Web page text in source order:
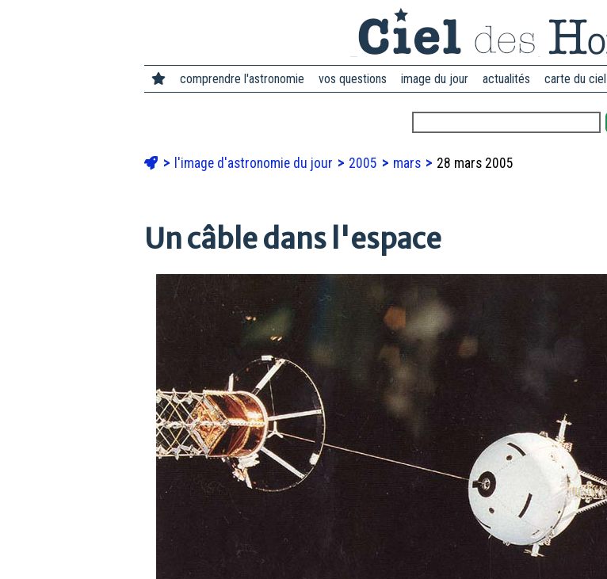
comprendre l'astronomie vos questions image du jour actualités carte du ciel
l'image d'astronomie du jour 2005 mars 28 mars 2005
Un câble dans l'espace